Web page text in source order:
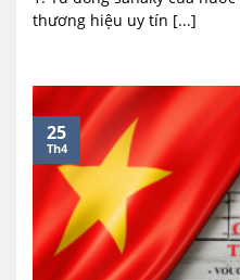
thương hiệu uy tín [...]
25
Th4